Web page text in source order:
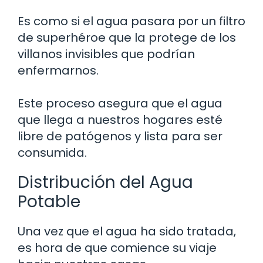
Es como si el agua pasara por un filtro
de superhéroe que la protege de los
villanos invisibles que podrían
enfermarnos.
Este proceso asegura que el agua
que llega a nuestros hogares esté
libre de patógenos y lista para ser
consumida.
Distribución del Agua
Potable
Una vez que el agua ha sido tratada,
es hora de que comience su viaje